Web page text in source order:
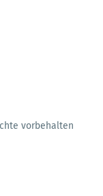
vorbehalten